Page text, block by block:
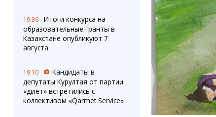
Фото
Видео
3D-тур
Сервисы
Переводчик
19:36
Итоги конкурса на
образовательные гранты в
Казахстане опубликуют 7
августа
19:10
Кандидаты в
депутаты Курултая от партии
«Әділет» встретились с
коллективом «Qarmet Service»